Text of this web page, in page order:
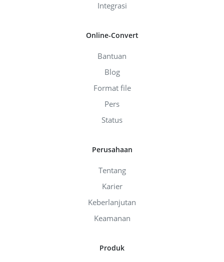
Integrasi
Online-Convert
Bantuan
Blog
Format file
Pers
Status
Perusahaan
Tentang
Karier
Keberlanjutan
Keamanan
Produk